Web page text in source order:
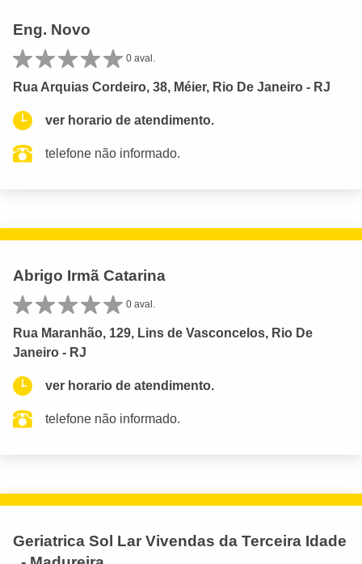
Eng. Novo
0 aval.
Rua Arquias Cordeiro, 38, Méier, Rio De Janeiro - RJ
ver horario de atendimento.
telefone não informado.
Abrigo Irmã Catarina
0 aval.
Rua Maranhão, 129, Lins de Vasconcelos, Rio De
Janeiro - RJ
ver horario de atendimento.
telefone não informado.
Geriatrica Sol Lar Vivendas da Terceira Idade